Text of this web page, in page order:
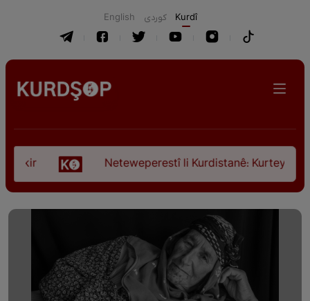
English كوردی Kurdî
Neteweperestî li Kurdistanê: Kurteya